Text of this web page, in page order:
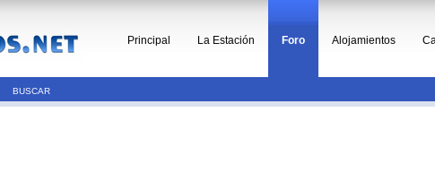
Principal La Estación Foro Alojamientos
BUSCAR